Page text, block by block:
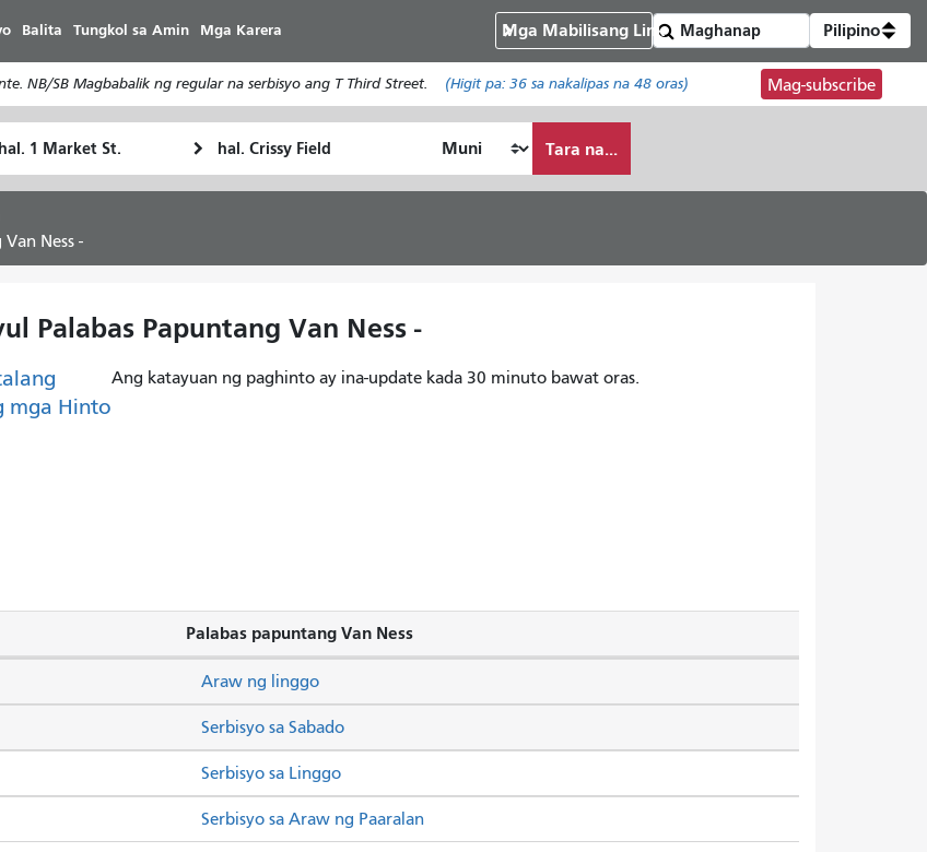
ang
pangunahing
nilalaman
Balita Tungkol sa Amin Mga Karera Mga Mabilisang Link Pilipino
NB/SB Magbabalik ng regular na serbisyo ang T Third Street. (Higit pa: 36sa nakalipas na 48 oras) Mag-subscribe
Pagtatapos
Paano
ko
Tara na...
Ness -
Palabas Papuntang Van Ness -
mga Hinto
Ang katayuan ng paghinto ay ina-update kada 30 minuto bawat oras.
Palabas papuntang Van Ness
Serbisyo sa Sabado
Serbisyo sa Linggo
Araw ng linggo
Serbisyo sa Araw ng Paaralan